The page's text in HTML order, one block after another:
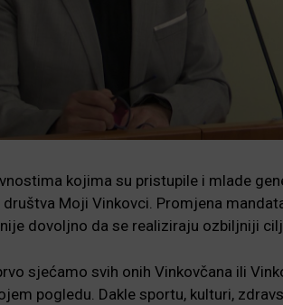
kojima su pristupile i mlade
Moji Vinkovci. Promjena
dovoljno da se realiziraju ozbiljniji
sjećamo svih onih Vinkovčana ili
pogledu. Dakle sportu, kulturi,